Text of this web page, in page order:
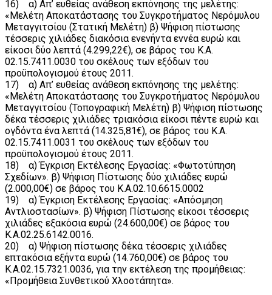
16) α) Απ’ ευθείας ανάθεση εκπόνησης της μελέτης:
«Μελέτη Αποκατάστασης του Συγκροτήματος Νερόμυλου
Μεταγγιτσίου (Στατική Μελέτη) β) Ψήφιση πίστωσης
τέσσερις χιλιάδες διακόσια ενενήντα εννέα ευρώ και
είκοσι δύο λεπτά (4.299,22€), σε βάρος του Κ.Α.
02.15.7411.0030 του σκέλους των εξόδων του
προϋπολογισμού έτους 2011.
17) α) Απ’ ευθείας ανάθεση εκπόνησης της μελέτης:
«Μελέτη Αποκατάστασης του Συγκροτήματος Νερόμυλου
Μεταγγιτσίου (Τοπογραφική Μελέτη) β) Ψήφιση πίστωσης
δέκα τέσσερις χιλιάδες τριακόσια είκοσι πέντε ευρώ και
ογδόντα ένα λεπτά (14.325,81€), σε βάρος του Κ.Α.
02.15.7411.0031 του σκέλους των εξόδων του
προϋπολογισμού έτους 2011.
18) α) Έγκριση Εκτέλεσης Εργασίας: «Φωτοτύπηση
Σχεδίων». β) Ψήφιση Πίστωσης δύο χιλιάδες ευρώ
(2.000,00€) σε βάρος του Κ.Α.02.10.6615.0002
19) α) Έγκριση Εκτέλεσης Εργασίας: «Απόσμηση
Αντλιοστασίων». β) Ψήφιση Πίστωσης είκοσι τέσσερις
χιλιάδες εξακόσια ευρώ (24.600,00€) σε βάρος του
Κ.Α.02.25.6142.0016.
20) α) Ψήφιση πίστωσης δέκα τέσσερις χιλιάδες
επτακόσια εξήντα ευρώ (14.760,00€) σε βάρος του
Κ.Α.02.15.7321.0036, για την εκτέλεση της προμήθειας:
«Προμήθεια Συνθετικού Χλοοτάπητα».